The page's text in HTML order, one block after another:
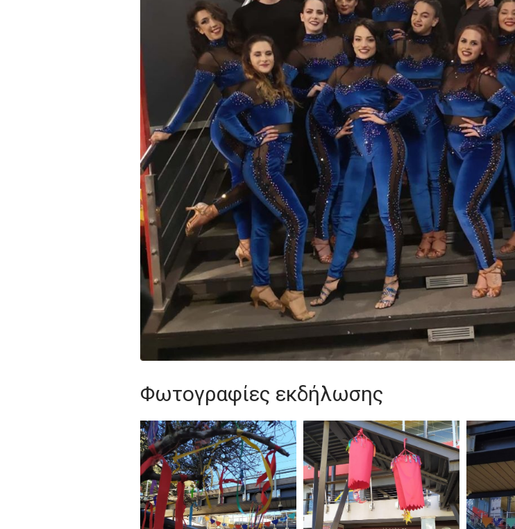
Φωτογραφίες εκδήλωσης